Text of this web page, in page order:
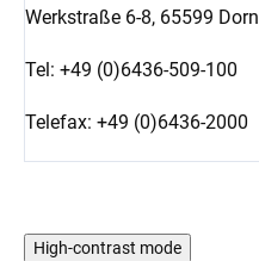
Werkstraße 6-8, 65599
Tel: +49 (0)6436-509-100
Telefax: +49 (0)6436-2000
High-contrast mode